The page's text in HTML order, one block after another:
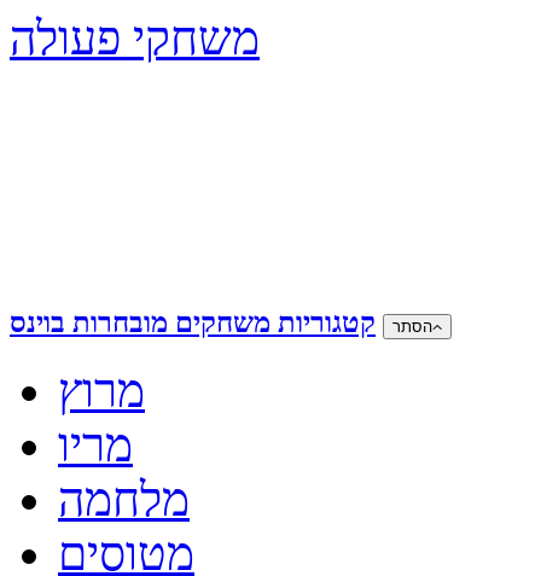
משחקי פעולה
קטגוריות משחקים מובחרות בוינס הסתר
מרוץ
מריו
מלחמה
מטוסים